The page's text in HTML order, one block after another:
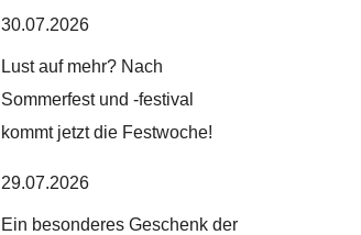
30.07.2026
Lust auf mehr? Nach
Sommerfest und -festival
kommt jetzt die Festwoche!
29.07.2026
Ein besonderes Geschenk der